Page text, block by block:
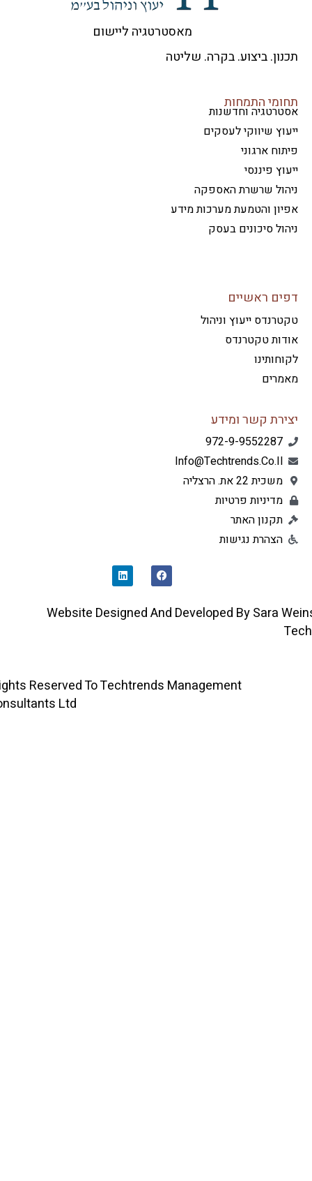
מאסטרטגיה ליישום
ביצוע. בקרה. שליטה
התמחות
וחדשנות
שיווקי לעסקים
ארגוני
פיננסי
שרשרת האספקה
והטמעת מערכות מידע
סיכונים בעסק
ראשיים
ייעוץ וניהול
טקטרנדס
קשר ומידע
972-9-9552287
Info@techtrends.co.il
משכית 22 את. הרצליה
מדיניות פרטיות
תקנון האתר
הצהרת נגישות
O
O
D
I
Website Designed And Developed By Sara
All Rights Reserved To Techtrends Management
Consultants Ltd ©